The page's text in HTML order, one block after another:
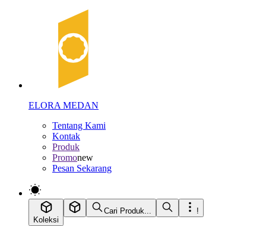
ELORA MEDAN
Tentang Kami
Kontak
Produk
Promonew
Pesan Sekarang
Koleksi
Cari Produk... !